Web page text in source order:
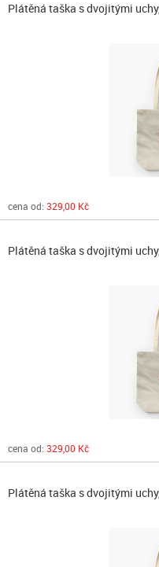
Plátěná taška s dvojitými
cena od: 329,00 Kč
Plátěná taška s dvojitými
cena od: 329,00 Kč
Plátěná taška s dvojitými